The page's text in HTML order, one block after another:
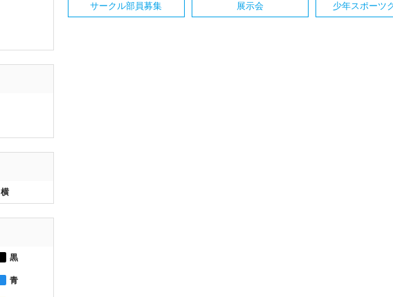
横
黒
青
サークル部員募集 展示会 少年スポーツ